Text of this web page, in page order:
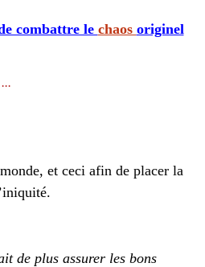
combattre le chaos originel
et ceci afin de placer la
de plus assurer les bons